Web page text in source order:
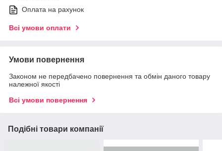
Оплата на рахунок
Всі умови оплати
Умови повернення
Законом не передбачено повернення та обмін даного товару
належної якості
Всі умови повернення
Подібні товари компанії